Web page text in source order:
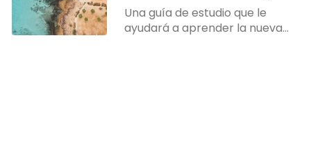
Una guía de estudio que le
ayudará a aprender la nueva